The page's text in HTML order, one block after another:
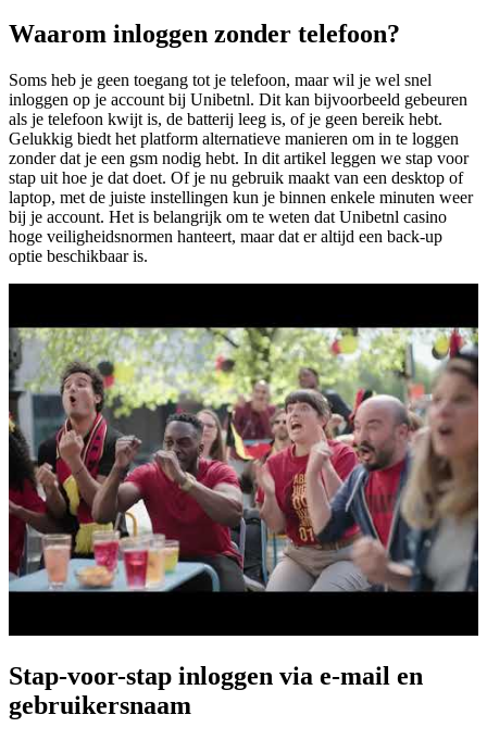
Waarom inloggen zonder telefoon?
Soms heb je geen toegang tot je telefoon, maar wil je wel snel
inloggen op je account bij Unibetnl. Dit kan bijvoorbeeld gebeuren
als je telefoon kwijt is, de batterij leeg is, of je geen bereik hebt.
Gelukkig biedt het platform alternatieve manieren om in te loggen
zonder dat je een gsm nodig hebt. In dit artikel leggen we stap voor
stap uit hoe je dat doet. Of je nu gebruik maakt van een desktop of
laptop, met de juiste instellingen kun je binnen enkele minuten weer
bij je account. Het is belangrijk om te weten dat Unibetnl casino
hoge veiligheidsnormen hanteert, maar dat er altijd een back-up
optie beschikbaar is.
Stap-voor-stap inloggen via e-mail en
gebruikersnaam